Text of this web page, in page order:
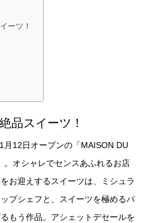
ーツ！
品スイーツ！
12日オープンの「MAISON DU
。オシャレでセンスあふれるお店
お迎えするスイーツは、ミシュラ
プシェフと、スイーツを極めるパ
もう作品。アシェットデセールを